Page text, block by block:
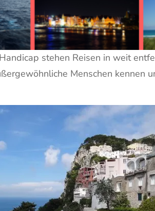
stehen Reisen in weit
Menschen kennen